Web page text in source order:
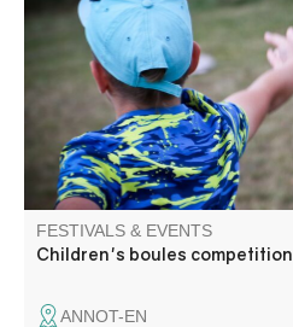
FESTIVALS & EVENTS
Children's boules competition
ANNOT-EN